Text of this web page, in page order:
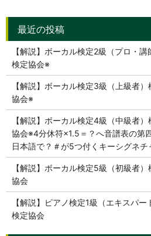
【解説】ボーカル検定2級（プロ・
検定協会※
【解説】ボーカル検定3級（上級者
協会※
【解説】ボーカル検定4級（中級者
協会※4分休符×1.5＝？へ音譜表の第
日本語で？＃が5つ付くキーシグネチ
【解説】ボーカル検定5級（初級者
協会
【解説】ピアノ検定1級（エキスパ
検定協会